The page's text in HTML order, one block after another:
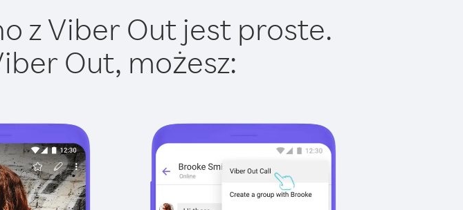
z Viber Out jest proste.
Out, możesz: